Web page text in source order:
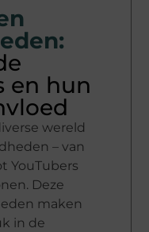
en hun
wereld
– van
YouTubers
Deze
maken
in de